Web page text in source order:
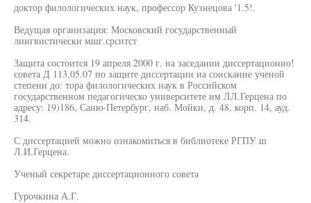
доктор филологических наук, профессор Кузнецова '1.5!.
Ведущая организация: Московский государственный
лингвистически мшг.срситст
Защита состоится 19 апреля 2000 г. на заседании диссертационно!
совета Д 113.05.07 по защите диссертации на соискание ученой
степени до: тора филологических наук в Российском
государственном педагогическо университете им ЛЛ.Герцена по
адресу: 19)186, Саню-Петербург, наб. Мойки, д. 48, корп. 14, ауд.
314.
С диссертацией можно ознакомиться в библиотеке РГПУ ш
Л.И.Герцена.
Ученый секретаре диссертационного совета
Гурочкина А.Г.